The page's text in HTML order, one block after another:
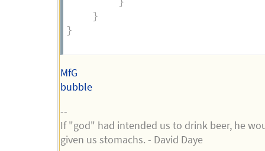
}
}
MfG
bubble
--
If "god" had intended us to drink beer, he
given us stomachs. - David Daye